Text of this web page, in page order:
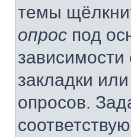
темы
опрос под
зависимости
закладки
опросов.